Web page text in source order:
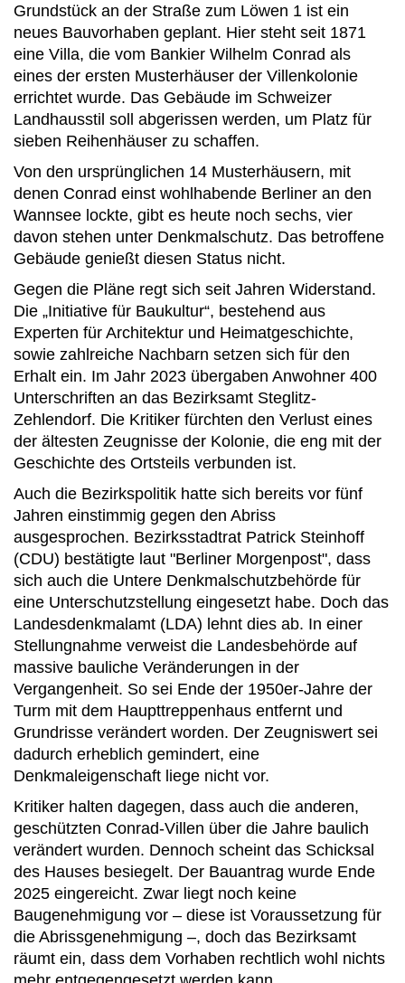
Grundstück an der Straße zum Löwen 1 ist ein
neues Bauvorhaben geplant. Hier steht seit 1871
eine Villa, die vom Bankier Wilhelm Conrad als
eines der ersten Musterhäuser der Villenkolonie
errichtet wurde. Das Gebäude im Schweizer
Landhausstil soll abgerissen werden, um Platz für
sieben Reihenhäuser zu schaffen.
Von den ursprünglichen 14 Musterhäusern, mit
denen Conrad einst wohlhabende Berliner an den
Wannsee lockte, gibt es heute noch sechs, vier
davon stehen unter Denkmalschutz. Das betroffene
Gebäude genießt diesen Status nicht.
Gegen die Pläne regt sich seit Jahren Widerstand.
Die „Initiative für Baukultur“, bestehend aus
Experten für Architektur und Heimatgeschichte,
sowie zahlreiche Nachbarn setzen sich für den
Erhalt ein. Im Jahr 2023 übergaben Anwohner 400
Unterschriften an das Bezirksamt Steglitz-
Zehlendorf. Die Kritiker fürchten den Verlust eines
der ältesten Zeugnisse der Kolonie, die eng mit der
Geschichte des Ortsteils verbunden ist.
Auch die Bezirkspolitik hatte sich bereits vor fünf
Jahren einstimmig gegen den Abriss
ausgesprochen. Bezirksstadtrat Patrick Steinhoff
(CDU) bestätigte laut "Berliner Morgenpost", dass
sich auch die Untere Denkmalschutzbehörde für
eine Unterschutzstellung eingesetzt habe. Doch das
Landesdenkmalamt (LDA) lehnt dies ab. In einer
Stellungnahme verweist die Landesbehörde auf
massive bauliche Veränderungen in der
Vergangenheit. So sei Ende der 1950er-Jahre der
Turm mit dem Haupttreppenhaus entfernt und
Grundrisse verändert worden. Der Zeugniswert sei
dadurch erheblich gemindert, eine
Denkmaleigenschaft liege nicht vor.
Kritiker halten dagegen, dass auch die anderen,
geschützten Conrad-Villen über die Jahre baulich
verändert wurden. Dennoch scheint das Schicksal
des Hauses besiegelt. Der Bauantrag wurde Ende
2025 eingereicht. Zwar liegt noch keine
Baugenehmigung vor – diese ist Voraussetzung für
die Abrissgenehmigung –, doch das Bezirksamt
räumt ein, dass dem Vorhaben rechtlich wohl nichts